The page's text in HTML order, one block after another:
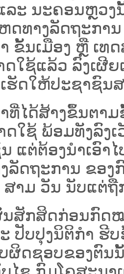
ລະ ນະຄອນຫຼວ
ດທາງລັດຖະການ
ຂັ້ນເມືອງ ຫຼື ເທ
ດໃຊ້ແລ້ວ ລົງ​ເຜີ
ຮັດໃຫ້ປະຊາຊົນສ
ທີ່ໄດ້ສ້າງຂຶ້ນຕາ
ດໃຊ້ ພ້ອມທັງລົງ
ແຕ່ຕ້ອງນໍາເອົາ
ລັດ​ຖະ​ການ​ ຂອ
າມ ວັນ ນັບແຕ່ຖື
ສັກ​ສິດ​ກ່ອນ​ກົດ​ໝ
ປັບ​ປຸງນິ​ຕິ​ກຳ ຮີ
ຜິດຊອບຂອງຕົນ